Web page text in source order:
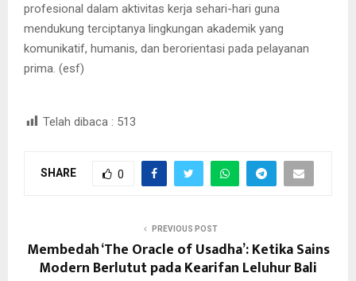
profesional dalam aktivitas kerja sehari-hari guna
mendukung terciptanya lingkungan akademik yang
komunikatif, humanis, dan berorientasi pada pelayanan
prima. (esf)
Telah dibaca : 513
SHARE 0
PREVIOUS POST
Membedah ‘The Oracle of Usadha’: Ketika Sains
Modern Berlutut pada Kearifan Leluhur Bali